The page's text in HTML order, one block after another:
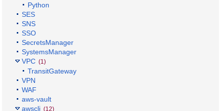
Python
SES
SNS
SSO
SecretsManager
SystemsManager
VPC (1)
TransitGateway
VPN
WAF
aws-vault
awscli (12)